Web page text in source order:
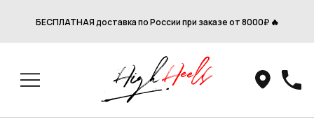
БЕСПЛАТНАЯ доставка по России при заказе от 8000₽ 🔥